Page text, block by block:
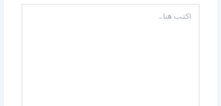
اكتب
هنا...